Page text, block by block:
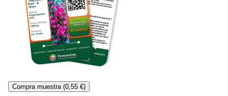
Compra muestra (0,55 €)